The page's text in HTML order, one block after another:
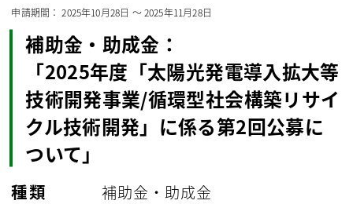
申請期間：2025年10月28日 〜2025年11月28日
補助金・助成金：
「2025年度「太陽光発電導入拡大等
技術開発事業/循環型社会構築リサイ
クル技術開発」に係る第2回公募に
ついて」
種類 補助金・助成金